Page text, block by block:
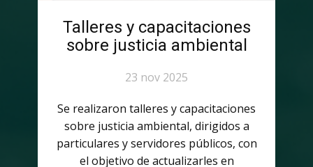
Talleres y capacitaciones
sobre justicia ambiental
23 nov 2025
Se realizaron talleres y capacitaciones
sobre justicia ambiental, dirigidos a
particulares y servidores públicos, con
el objetivo de actualizarles en